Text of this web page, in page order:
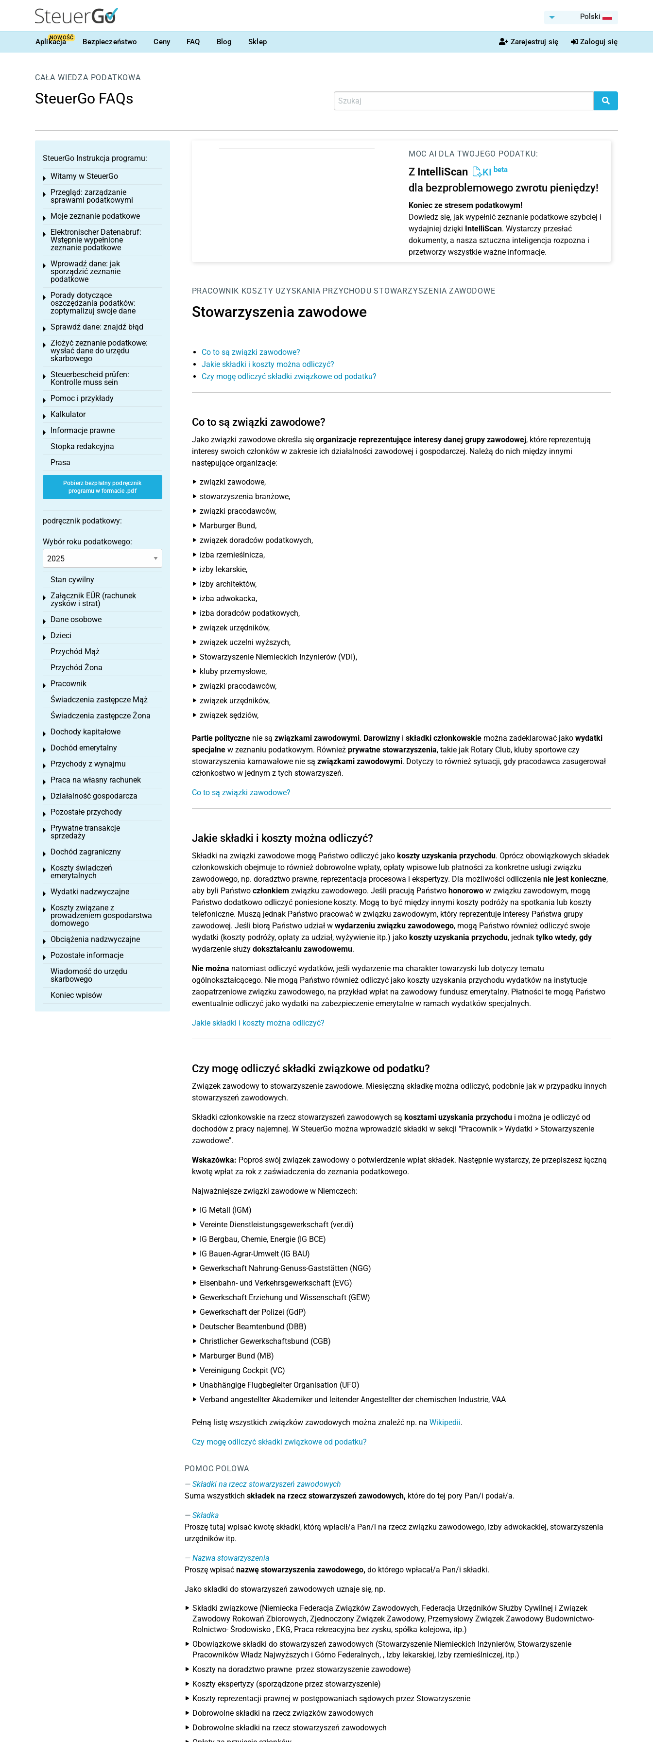
Polski
Aplikacja
NOWOŚĆ Bezpieczeństwo Ceny FAQ Blog Sklep Zarejestruj się Zaloguj się
CAŁA WIEDZA PODATKOWA
SteuerGo FAQs
MOC AI DLA TWOJEGO PODATKU:
Z IntelliScan KI beta
dla bezproblemowego zwrotu pieniędzy!
Koniec ze stresem podatkowym!
Dowiedz się, jak wypełnić zeznanie podatkowe szybciej i
wydajniej dzięki IntelliScan. Wystarczy przesłać
dokumenty, a nasza sztuczna inteligencja rozpozna i
przetworzy wszystkie ważne informacje.
PRACOWNIK KOSZTY UZYSKANIA PRZYCHODU STOWARZYSZENIA ZAWODOWE
Stowarzyszenia zawodowe
Co to są związki zawodowe?
Jakie składki i koszty można odliczyć?
Czy mogę odliczyć składki związkowe od podatku?
Co to są związki zawodowe?
Jako związki zawodowe określa się organizacje reprezentujące interesy danej grupy zawodowej, które reprezentują
interesy swoich członków w zakresie ich działalności zawodowej i gospodarczej. Należą do nich między innymi
następujące organizacje:
związki zawodowe,
stowarzyszenia branżowe,
związki pracodawców,
Marburger Bund,
związek doradców podatkowych,
izba rzemieślnicza,
izby lekarskie,
izby architektów,
izba adwokacka,
izba doradców podatkowych,
związek urzędników,
związek uczelni wyższych,
Stowarzyszenie Niemieckich Inżynierów (VDI),
kluby przemysłowe,
związki pracodawców,
związek urzędników,
związek sędziów,
Partie politycznenie są związkami zawodowymi. Darowiznyi składki członkowskiemożna zadeklarować jako wydatki
specjalnew zeznaniu podatkowym. Również prywatne stowarzyszenia, takie jak Rotary Club, kluby sportowe czy
stowarzyszenia karnawałowe nie są związkami zawodowymi. Dotyczy to również sytuacji, gdy pracodawca zasugerował
członkostwo w jednym z tych stowarzyszeń.
Co to są związki zawodowe?
Jakie składki i koszty można odliczyć?
Składki na związki zawodowe mogą Państwo odliczyć jako koszty uzyskania przychodu. Oprócz obowiązkowych składek
członkowskich obejmuje to również dobrowolne wpłaty, opłaty wpisowe lub płatności za konkretne usługi związku
zawodowego, np. doradztwo prawne, reprezentacja procesowa i ekspertyzy. Dla możliwości odliczenia nie jest konieczne,
aby byli Państwo członkiem związku zawodowego. Jeśli pracują Państwo honorowow związku zawodowym, mogą
Państwo dodatkowo odliczyć poniesione koszty. Mogą to być między innymi koszty podróży na spotkania lub koszty
telefoniczne. Muszą jednak Państwo pracować w związku zawodowym, który reprezentuje interesy Państwa grupy
zawodowej. Jeśli biorą Państwo udział w wydarzeniu związku zawodowego, mogą Państwo również odliczyć swoje
wydatki (koszty podróży, opłaty za udział, wyżywienie itp.) jako koszty uzyskania przychodu, jednak tylko wtedy, gdy
wydarzenie służy dokształcaniu zawodowemu.
Nie można natomiast odliczyć wydatków, jeśli wydarzenie ma charakter towarzyski lub dotyczy tematu
ogólnokształcącego. Nie mogą Państwo również odliczyć jako koszty uzyskania przychodu wydatków na instytucje
zaopatrzeniowe związku zawodowego, na przykład wpłat na zawodowy fundusz emerytalny. Płatności te mogą Państwo
ewentualnie odliczyć jako wydatki na zabezpieczenie emerytalne w ramach wydatków specjalnych.
Jakie składki i koszty można odliczyć?
Czy mogę odliczyć składki związkowe od podatku?
Związek zawodowy to stowarzyszenie zawodowe. Miesięczną składkę można odliczyć, podobnie jak w przypadku innych
stowarzyszeń zawodowych.
Składki członkowskie na rzecz stowarzyszeń zawodowych są kosztami uzyskania przychodui można je odliczyć od
dochodów z pracy najemnej. W SteuerGo można wprowadzić składki w sekcji "Pracownik > Wydatki > Stowarzyszenie
zawodowe".
Wskazówka: Poproś swój związek zawodowy o potwierdzenie wpłat składek. Następnie wystarczy, że przepiszesz łączną
kwotę wpłat za rok z zaświadczenia do zeznania podatkowego.
Najważniejsze związki zawodowe w Niemczech:
IG Metall (IGM)
Vereinte Dienstleistungsgewerkschaft (ver.di)
IG Bergbau, Chemie, Energie (IG BCE)
IG Bauen-Agrar-Umwelt (IG BAU)
Gewerkschaft Nahrung-Genuss-Gaststätten (NGG)
Eisenbahn- und Verkehrsgewerkschaft (EVG)
Gewerkschaft Erziehung und Wissenschaft (GEW)
Gewerkschaft der Polizei (GdP)
Deutscher Beamtenbund (DBB)
Christlicher Gewerkschaftsbund (CGB)
Marburger Bund (MB)
Vereinigung Cockpit (VC)
Unabhängige Flugbegleiter Organisation (UFO)
Verband angestellter Akademiker und leitender Angestellter der chemischen Industrie, VAA
Pełną listę wszystkich związków zawodowych można znaleźć np. na Wikipedii.
Czy mogę odliczyć składki związkowe od podatku?
POMOC POLOWA
Składki na rzecz stowarzyszeń zawodowych
Suma wszystkich składek na rzecz stowarzyszeń zawodowych, które do tej pory Pan/i podał/a.
Składka
Proszę tutaj wpisać kwotę składki, którą wpłacił/a Pan/i na rzecz związku zawodowego, izby adwokackiej, stowarzyszenia
urzędników itp.
Nazwa stowarzyszenia
Proszę wpisać nazwę stowarzyszenia zawodowego, do którego wpłacał/a Pan/i składki.
Jako składki do stowarzyszeń zawodowych uznaje się, np.
Składki związkowe (Niemiecka Federacja Związków Zawodowych, Federacja Urzędników Służby Cywilnej i Związek
Zawodowy Rokowań Zbiorowych, Zjednoczony Związek Zawodowy, Przemysłowy Związek Zawodowy Budownictwo-
Rolnictwo- Środowisko , EKG, Praca rekreacyjna bez zysku, spółka kolejowa, itp.)
Obowiązkowe składki do stowarzyszeń zawodowych (Stowarzyszenie Niemieckich Inżynierów, Stowarzyszenie
Pracowników Władz Najwyższych i Górno Federalnych, , Izby lekarskiej, Izby rzemieślniczej, itp.)
Koszty na doradztwo prawne przez stowarzyszenie zawodowe)
Koszty ekspertyzy (sporządzone przez stowarzyszenie)
Koszty reprezentacji prawnej w postępowaniach sądowych przez Stowarzyszenie
Dobrowolne składki na rzecz związków zawodowych
Dobrowolne składki na rzecz stowarzyszeń zawodowych
SteuerGo Instrukcja programu:
Witamy w SteuerGo
Toggle menu
Przegląd: zarządzanie
sprawami podatkowymi
Toggle menu
Moje zeznanie podatkowe
Toggle menu
Elektronischer Datenabruf:
Wstępnie wypełnione
zeznanie podatkowe
Toggle menu
Wprowadź dane: jak
sporządzić zeznanie
podatkowe
Toggle menu
Porady dotyczące
oszczędzania podatków:
zoptymalizuj swoje dane
Toggle menu
Sprawdź dane: znajdź błąd
Toggle menu
Złożyć zeznanie podatkowe:
wysłać dane do urzędu
skarbowego
Toggle menu
Steuerbescheid prüfen:
Kontrolle muss sein
Toggle menu
Pomoc i przykłady
Toggle menu
Kalkulator
Toggle menu
Informacje prawne
Toggle menu
Stopka redakcyjna
Prasa
Pobierz bezpłatny podręcznik
programu w formacie .pdf
podręcznik podatkowy:
Wybór roku podatkowego:
Stan cywilny
Załącznik EÜR (rachunek
zysków i strat)
Toggle menu
Dane osobowe
Toggle menu
Dzieci
Toggle menu
Przychód Mąż
Przychód Żona
Pracownik
Toggle menu
Świadczenia zastępcze Mąż
Świadczenia zastępcze Żona
Dochody kapitałowe
Toggle menu
Dochód emerytalny
Toggle menu
Przychody z wynajmu
Toggle menu
Praca na własny rachunek
Toggle menu
Działalność gospodarcza
Toggle menu
Pozostałe przychody
Toggle menu
Prywatne transakcje
sprzedaży
Toggle menu
Dochód zagraniczny
Toggle menu
Koszty świadczeń
emerytalnych
Toggle menu
Wydatki nadzwyczajne
Toggle menu
Koszty związane z
prowadzeniem gospodarstwa
domowego
Toggle menu
Obciążenia nadzwyczajne
Toggle menu
Pozostałe informacje
Toggle menu
Wiadomość do urzędu
skarbowego
Koniec wpisów